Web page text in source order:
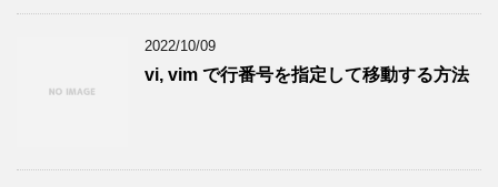
2022/10/09
vi, vim で行番号を指定して移動する方法